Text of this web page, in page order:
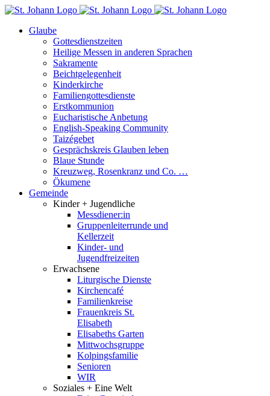
Skip
contentGlaube
Gottesdienstzeiten
Heilige Messen in anderen Sprachen
Sakramente
Beichtgelegenheit
Kinderkirche
Familiengottesdienste
Erstkommunion
Eucharistische Anbetung
English-Speaking Community
Taizégebet
Gesprächskreis Glauben leben
Blaue Stunde
Kreuzweg, Rosenkranz und Co. …
Ökumene
Gemeinde
Kinder + Jugendliche
Messdiener:in
Gruppenleiterrunde und
Kellerzeit
Kinder- und
Jugendfreizeiten
Erwachsene
Liturgische Dienste
Kirchencafé
Familienkreise
Frauenkreis St.
Elisabeth
Elisabeths Garten
Mittwochsgruppe
Kolpingsfamilie
Senioren
WIR
Soziales + Eine Welt